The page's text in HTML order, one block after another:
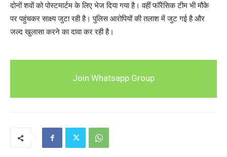
दोनों शवों को पोस्टमार्टम के लिए भेज दिया गया है। वहीं फॉरेंसिक टीम भी मौके
पर पहुंचकर साक्ष्य जुटा रही है। पुलिस आरोपियों की तलाश में जुट गई है और
जल्द खुलासा करने का दावा कर रही है।
Join Whatsapp Group